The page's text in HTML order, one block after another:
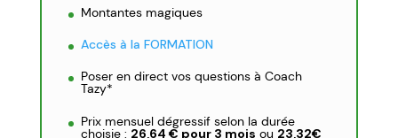
Montantes magiques
Accès à la FORMATION
Poser en direct vos questions à Coach
Tazy*
Prix mensuel dégressif selon la durée
choisie : 26,64 € pour 3 mois ou 23,32€